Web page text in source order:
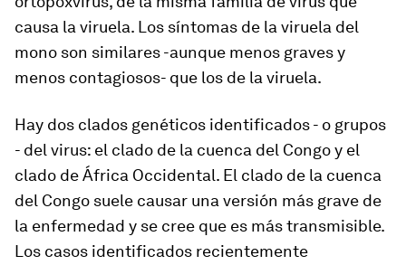
causa la viruela. Los síntomas de la viruela del
mono son similares -aunque menos graves y
menos contagiosos- que los de la viruela.
Hay dos clados genéticos identificados - o grupos
- del virus: el clado de la cuenca del Congo y el
clado de África Occidental. El clado de la cuenca
del Congo suele causar una versión más grave de
la enfermedad y se cree que es más transmisible.
Los casos identificados recientemente